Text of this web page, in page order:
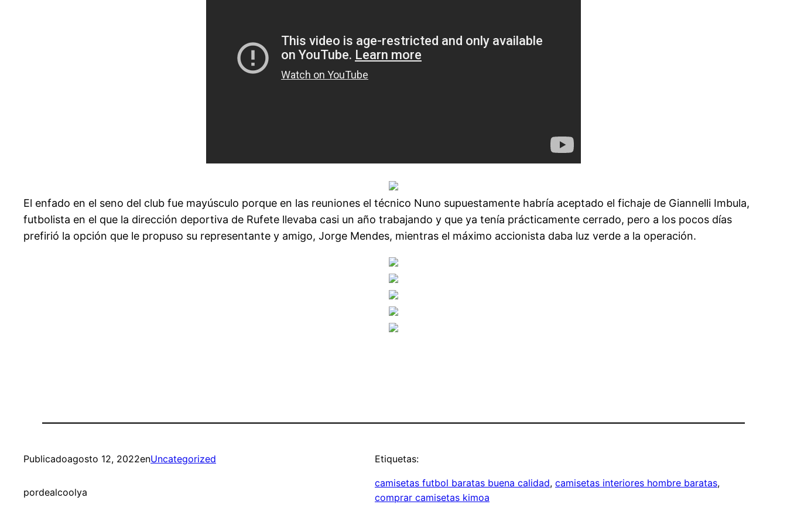
El enfado en el seno del club fue mayúsculo porque en las reuniones el técnico Nuno supuestamente habría aceptado el fichaje de Giannelli Imbula,
futbolista en el que la dirección deportiva de Rufete llevaba casi un año trabajando y que ya tenía prácticamente cerrado, pero a los pocos días
prefirió la opción que le propuso su representante y amigo, Jorge Mendes, mientras el máximo accionista daba luz verde a la operación.
Publicadoagosto 12, 2022enUncategorized
pordealcoolya
Etiquetas:
camisetas futbol baratas buena calidad, camisetas interiores hombre baratas
comprar camisetas kimoa